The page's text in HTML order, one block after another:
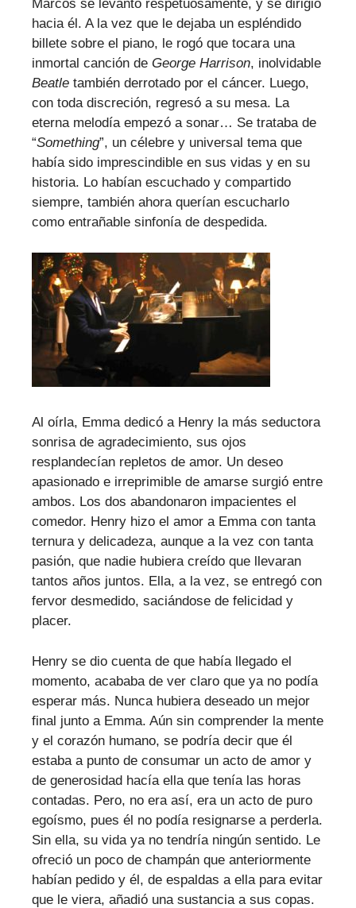
Marcos se levantó respetuosamente, y se dirigió
hacia él. A la vez que le dejaba un espléndido
billete sobre el piano, le rogó que tocara una
inmortal canción de George Harrison, inolvidable
Beatle también derrotado por el cáncer. Luego,
con toda discreción, regresó a su mesa. La
eterna melodía empezó a sonar… Se trataba de
“Something”, un célebre y universal tema que
había sido imprescindible en sus vidas y en su
historia. Lo habían escuchado y compartido
siempre, también ahora querían escucharlo
como entrañable sinfonía de despedida.
Al oírla, Emma dedicó a Henry la más seductora
sonrisa de agradecimiento, sus ojos
resplandecían repletos de amor. Un deseo
apasionado e irreprimible de amarse surgió entre
ambos. Los dos abandonaron impacientes el
comedor. Henry hizo el amor a Emma con tanta
ternura y delicadeza, aunque a la vez con tanta
pasión, que nadie hubiera creído que llevaran
tantos años juntos. Ella, a la vez, se entregó con
fervor desmedido, saciándose de felicidad y
placer.
Henry se dio cuenta de que había llegado el
momento, acababa de ver claro que ya no podía
esperar más. Nunca hubiera deseado un mejor
final junto a Emma. Aún sin comprender la mente
y el corazón humano, se podría decir que él
estaba a punto de consumar un acto de amor y
de generosidad hacía ella que tenía las horas
contadas. Pero, no era así, era un acto de puro
egoísmo, pues él no podía resignarse a perderla.
Sin ella, su vida ya no tendría ningún sentido. Le
ofreció un poco de champán que anteriormente
habían pedido y él, de espaldas a ella para evitar
que le viera, añadió una sustancia a sus copas.